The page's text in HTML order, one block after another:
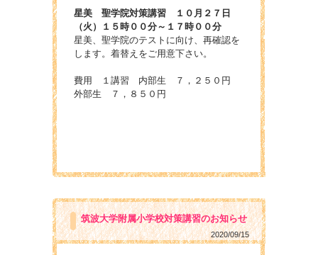
星美 聖学院対策講習 １０月２７日
（火）１５時００分～１７時００分
星美、聖学院のテストに向け、再確認を
します。着替えをご用意下さい。
費用 １講習 内部生 ７，２５０円
外部生 ７，８５０円
筑波大学附属小学校対策講習のお知らせ
2020/09/15